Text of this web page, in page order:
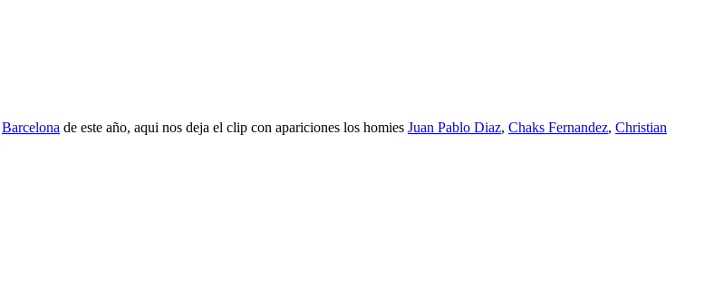
Barcelona de este año, aqui nos deja el clip con apariciones los homies Juan Pablo Diaz, Chaks Fernandez, Christian